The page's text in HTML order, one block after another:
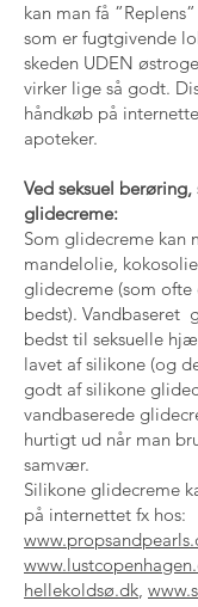
kan man få
som er fugtgivende
skeden UDEN
virker lige så godt.
håndkøb på
apoteker.
Ved seksuel
glidecreme:
Som glidecreme kan
mandelolie,
glidecreme (som
bedst). Vandbaseret
bedst til seksuelle
lavet af silikone (og
godt af silikone
vandbaserede
hurtigt ud når man
samvær.
Silikone glidecreme
på internettet fx hos:
hellekoldsø.dk,